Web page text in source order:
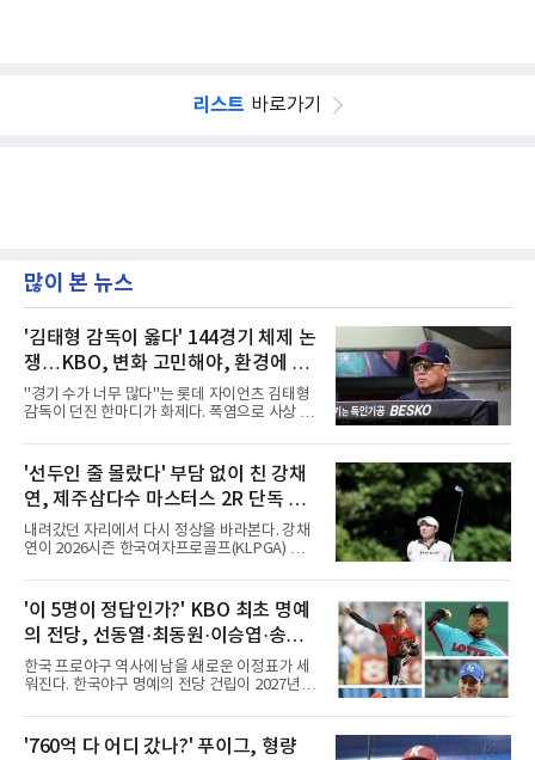
리스트 바로가기
많이 본 뉴스
'김태형 감독이 옳다' 144경기 체제 논
쟁…KBO, 변화 고민해야, 환경에 맞
는 경기 수가 바람직
"경기 수가 너무 많다"는 롯데 자이언츠 김태형
감독이 던진 한마디가 화제다. 폭염으로 사상 초
독은 단순히 더위를 이야기하지 않았다. 우천,
폭염, 부상 등 변수가 늘어나는 현실에서 현재
팀당 144경기 체제가 과연 지속 가능한지 질문
을 던졌다.물론 144경기가 세계적으로 특별히
많은 숫자는 아니다. 메이저리그는 팀당 162경
기, 일본프로야구도 143~144경기를 치른다. 숫
자만 놓고 보면 KBO가 유난히 혹사 구조라고 말
비교하기 어려울 정도로 폭염이 길어지고 강해
지고 있다. 여기에 장마, 이
'선두인 줄 몰랐다' 부담 없이 친 강채
연, 제주삼다수 마스터스 2R 단독 선
두
내려갔던 자리에서 다시 정상을 바라본다. 강채
연이 2026시즌 한국여자프로골프(KLPGA) 투어
억 원, 우승상금 1억8000만 원) 2라운드에서 단
독 선두로 도약했다.강채연은 7일 제주도 서귀
포의 테디밸리 골프앤리조트(파72)에서 열린 2
라운드에서 버디 5개와 보기 1개를 묶어 4언더
파 68타를 쳤다. 중간합계 9언더파 135타로 전
날 공동 4위에서 선두로 올라섰다. 공동 2위 그
룹(8언더파 136타)과는 한 타 차다.이 대회는 그
받았으나, 지난해 상금순위 75위에 그쳐 시드순
'이 5명이 정답인가?' KBO 최초 명예
의 전당, 선동열·최동원·이승엽·송진
우·김응용을 둘러싼 논쟁
한국 프로야구 역사에 남을 새로운 이정표가 세
워진다. 한국야구 명예의 전당 건립이 2027년으
문으로 향하고 있다. "누가 한국 야구 최초의 명
예의 전당 헌액자가 될 것인가?"현재 가장 많이
'760억 다 어디 갔나?' 푸이그, 형량